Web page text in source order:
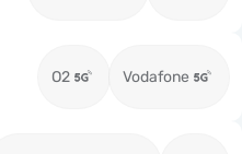
O2 Vodafone